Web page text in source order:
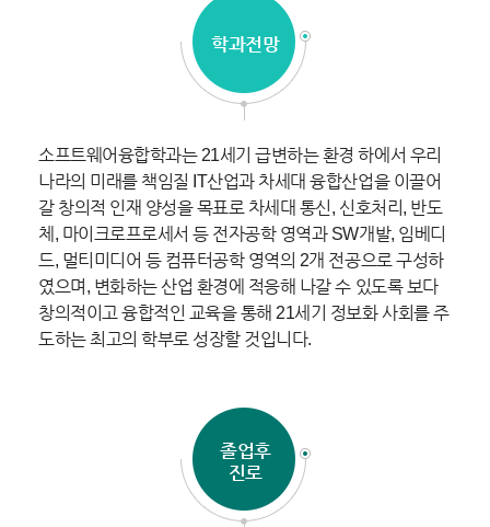
학과전망
소프트웨어융합학과는 21세기 급변하는 환경 하에서 우리
나라의 미래를 책임질 IT산업과 차세대 융합산업을 이끌어
갈 창의적 인재 양성을 목표로 차세대 통신, 신호처리, 반도
체, 마이크로프로세서 등 전자공학 영역과 SW개발, 임베디
드, 멀티미디어 등 컴퓨터공학 영역의 2개 전공으로 구성하
였으며, 변화하는 산업 환경에 적응해 나갈 수 있도록 보다
창의적이고 융합적인 교육을 통해 21세기 정보화 사회를 주
도하는 최고의 학부로 성장할 것입니다.
졸업후
진로